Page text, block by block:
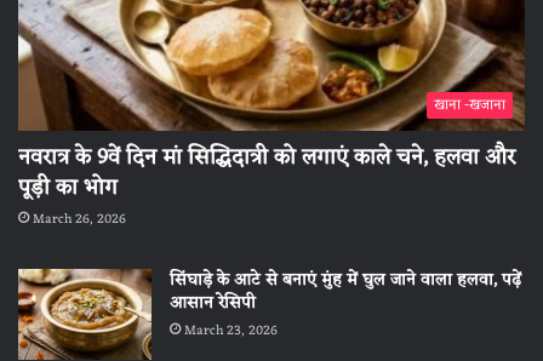
खाना -खजाना
नवरात्र के 9वें दिन मां सिद्धिदात्री को लगाएं काले चने, हलवा और
पूड़ी का भोग
March 26, 2026
सिंघाड़े के आटे से बनाएं मुंह में घुल जाने वाला हलवा, पढ़ें
आसान रेसिपी
March 23, 2026